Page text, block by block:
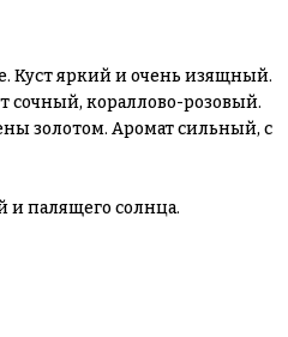
Куст яркий и очень изящный.
сочный, кораллово-розовый.
золотом. Аромат сильный, с
и палящего солнца.